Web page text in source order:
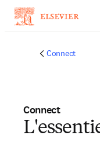
Connect
Connect